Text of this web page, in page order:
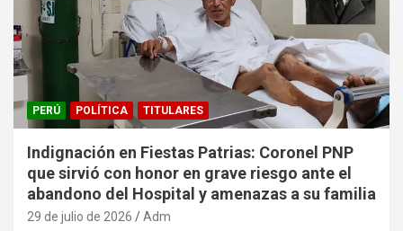
PERÚ POLÍTICA TITULARES
Indignación en Fiestas Patrias: Coronel PNP
que sirvió con honor en grave riesgo ante el
abandono del Hospital y amenazas a su familia
29 de julio de 2026 Adm